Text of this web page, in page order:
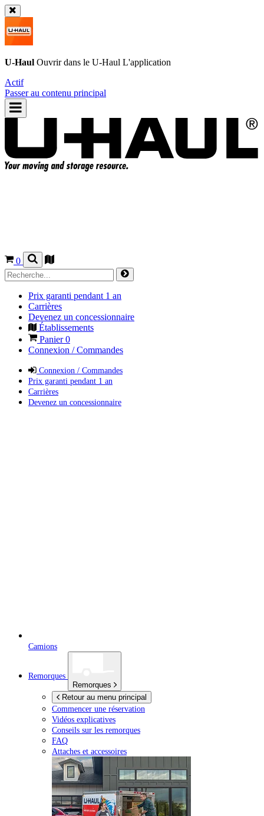
U-Haul Ouvrir dans le U-Haul L'application
Actif
Passer au contenu principal
0
Prix garanti pendant 1 an
Carrières
Devenez un concessionnaire
Établissements
Panier0
Connexion / Commandes
Connexion / Commandes
Prix garanti pendant 1 an
Carrières
Devenez un concessionnaire
Camions
Remorques
Remorques
Retour au menu principal
Commencer une réservation
Vidéos explicatives
Conseils sur les remorques
FAQ
Attaches et accessoires